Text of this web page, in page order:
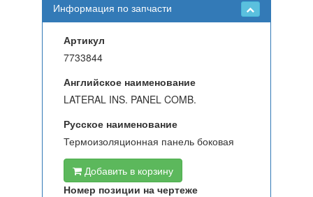
Информация по запчасти
Артикул
7733844
Английское наименование
LATERAL INS. PANEL COMB.
Русское наименование
Термоизоляционная панель боковая
Добавить в корзину
Номер позиции на чертеже